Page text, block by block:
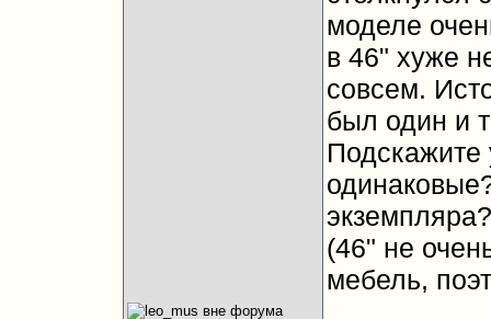
моделе
в 46" хуже
совсем.
был один и
экземпляра?
(46" не
мебель,